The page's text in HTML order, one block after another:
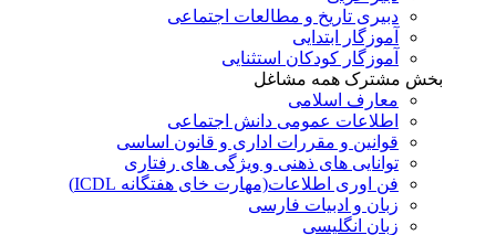
دبیری تاریخ و مطالعات اجتماعی
آموزگار ابتدایی
آموزگار کودکان استثنایی
بخش مشترک همه مشاغل
معارف اسلامی
اطلاعات عمومی دانش اجتماعی
قوانین و مقررات اداری و قانون اساسی
توانایی های ذهنی و ویژگی های رفتاری
فن اوری اطلاعات(مهارت خای هفتگانه ICDL)
زبان و ادبیات فارسی
زبان انگلیسی